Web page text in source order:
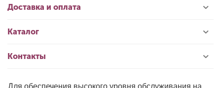
Доставка и оплата
Каталог
Контакты